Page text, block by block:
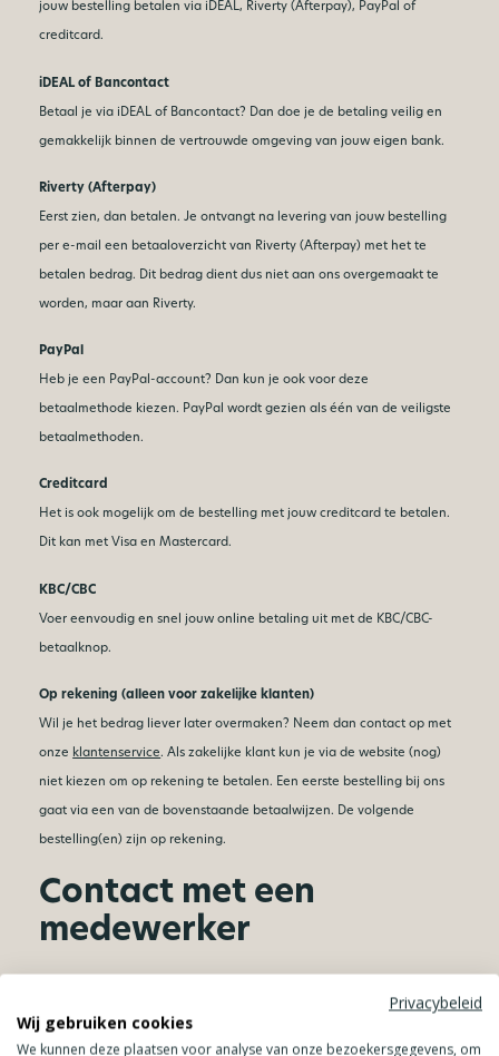
jouw bestelling betalen via iDEAL, Riverty (Afterpay), PayPal of
creditcard.
iDEAL of Bancontact
Betaal je via iDEAL of Bancontact? Dan doe je de betaling veilig en
gemakkelijk binnen de vertrouwde omgeving van jouw eigen bank.
Riverty (Afterpay)
Eerst zien, dan betalen. Je ontvangt na levering van jouw bestelling
per e-mail een betaaloverzicht van Riverty (Afterpay) met het te
betalen bedrag. Dit bedrag dient dus niet aan ons overgemaakt te
worden, maar aan Riverty.
PayPal
Heb je een PayPal-account? Dan kun je ook voor deze
betaalmethode kiezen. PayPal wordt gezien als één van de veiligste
betaalmethoden.
Creditcard
Het is ook mogelijk om de bestelling met jouw creditcard te betalen.
Dit kan met Visa en Mastercard.
KBC/CBC
Voer eenvoudig en snel jouw online betaling uit met de KBC/CBC-
betaalknop.
Op rekening (alleen voor zakelijke klanten)
Wil je het bedrag liever later overmaken? Neem dan contact op met
onze klantenservice. Als zakelijke klant kun je via de website (nog)
niet kiezen om op rekening te betalen. Een eerste bestelling bij ons
gaat via een van de bovenstaande betaalwijzen. De volgende
bestelling(en) zijn op rekening.
Contact met een
medewerker
. Wij zijn van
maandag t/m vrijdag van 09.00u tot 17.00u bereikbaar.
Privacybeleid
Wij gebruiken cookies
We kunnen deze plaatsen voor analyse van onze bezoekersgegevens, om